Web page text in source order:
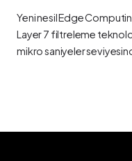
Yeni nesil Edge
Layer 7 filtreleme
mikro saniyeler